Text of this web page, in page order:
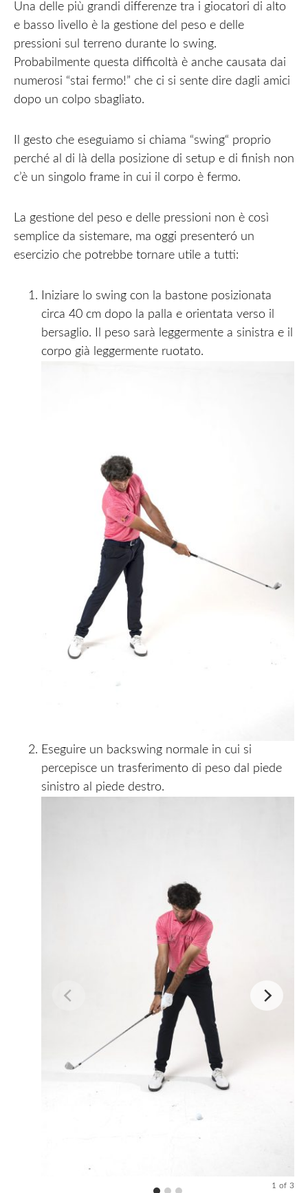
Una delle più grandi differenze tra i giocatori di alto
e basso livello è la gestione del peso e delle
pressioni sul terreno durante lo swing.
Probabilmente questa difficoltà è anche causata dai
numerosi “stai fermo!” che ci si sente dire dagli amici
dopo un colpo sbagliato.
Il gesto che eseguiamo si chiama “swing“ proprio
perché al di là della posizione di setup e di finish non
c’è un singolo frame in cui il corpo è fermo.
La gestione del peso e delle pressioni non è così
semplice da sistemare, ma oggi presenteró un
esercizio che potrebbe tornare utile a tutti:
Iniziare lo swing con la bastone posizionata
circa 40 cm dopo la palla e orientata verso il
bersaglio. Il peso sarà leggermente a sinistra e il
corpo già leggermente ruotato.
Eseguire un backswing normale in cui si
percepisce un trasferimento di peso dal piede
sinistro al piede destro.
1 of 3